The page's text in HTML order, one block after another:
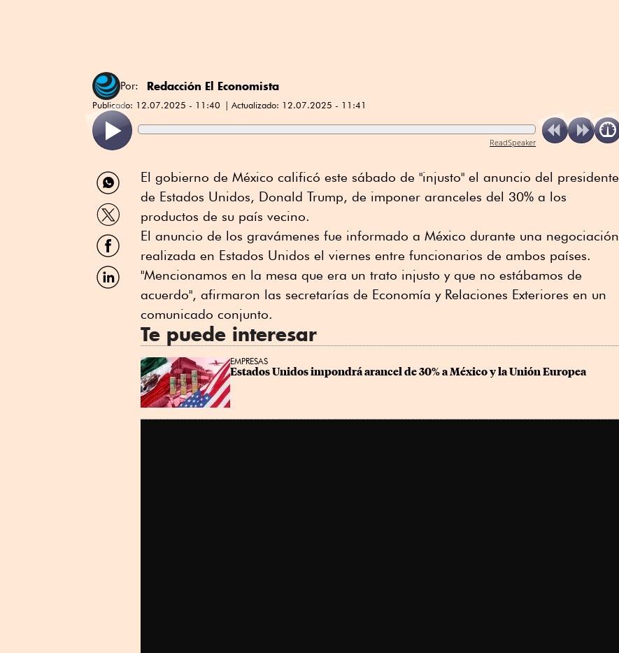
Por: Redacción El Economista
Publicado: 12.07.2025 - 11:40 Actualizado: 12.07.2025 - 11:41
ReadSpeaker
Compartir
por
WhatsApp
Compartir
por
Twitter
Compartir
por
Facebook
Compartir
por
El gobierno de México calificó este sábado de "injusto" el anuncio del presidente
de Estados Unidos, Donald Trump, de imponer aranceles del 30% a los
productos de su país vecino.
El anuncio de los gravámenes fue informado a México durante una negociación
realizada en Estados Unidos el viernes entre funcionarios de ambos países.
"Mencionamos en la mesa que era un trato injusto y que no estábamos de
acuerdo", afirmaron las secretarías de Economía y Relaciones Exteriores en un
comunicado conjunto.
Te puede interesar
EMPRESAS
Estados Unidos impondrá arancel de 30% a México y la Unión Europea